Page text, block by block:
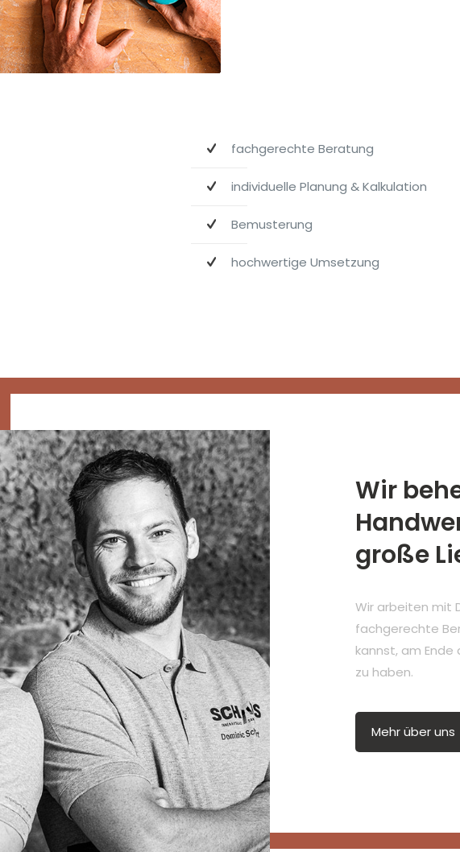
fachgerechte Beratung
individuelle Planung & Kalkulation
Bemusterung
hochwertige Umsetzung
Wir
große
Wir arbeiten mit
fachgerechte
kannst, am
zu haben.
Mehr über uns